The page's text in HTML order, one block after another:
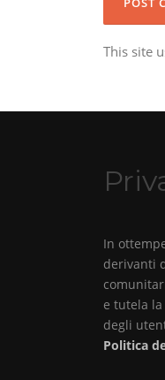
This site
In
derivanti
e tutela
degli
Politica